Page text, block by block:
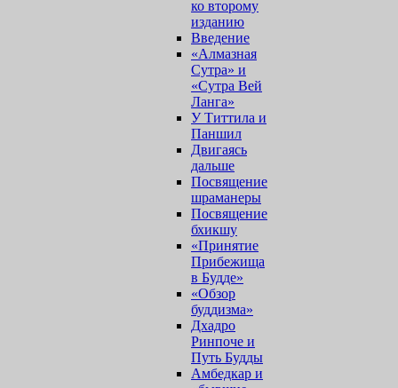
ко второму
изданию
Введение
«Алмазная
Сутра» и
«Сутра Вей
Ланга»
У Титтила и
Паншил
Двигаясь
дальше
Посвящение
шраманеры
Посвящение
бхикшу
«Принятие
Прибежища
в Будде»
«Обзор
буддизма»
Дхадро
Ринпоче и
Путь Будды
Амбедкар и